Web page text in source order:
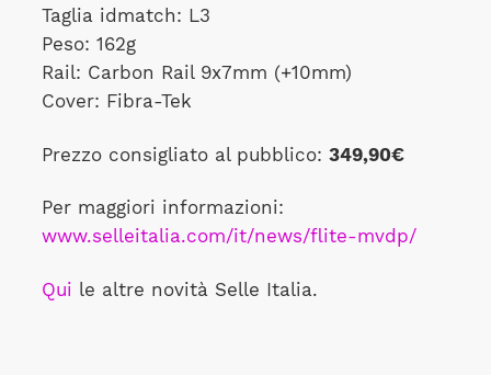
Taglia idmatch: L3
Peso: 162g
Rail: Carbon Rail 9x7mm (+10mm)
Cover: Fibra-Tek
Prezzo consigliato al pubblico: 349,90€
Per maggiori informazioni:
www.selleitalia.com/it/news/flite-mvdp/
Qui le altre novità Selle Italia.